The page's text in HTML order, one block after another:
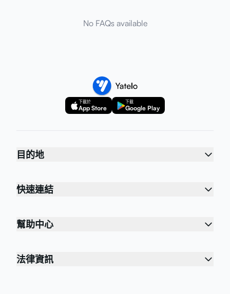
No FAQs available
下載於
App Store
下載
Google Play
目的地
快速連結
幫助中心
法律資訊